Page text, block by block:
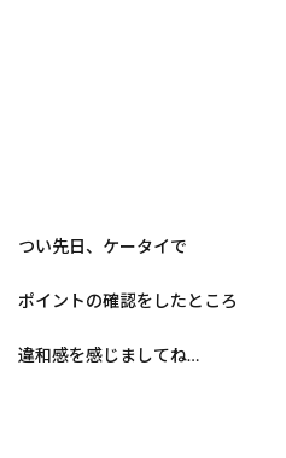
つい先日、ケータイで
ポイントの確認をしたところ
違和感を感じましてね…